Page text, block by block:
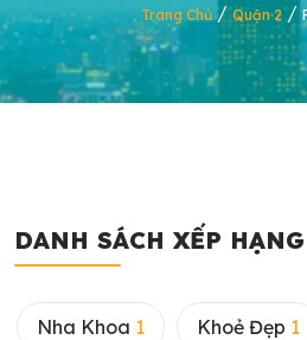
Trang Chủ/Quận 2/
DANH SÁCH XẾP HẠNG
Nha Khoa 1 Khoẻ Đẹp 1